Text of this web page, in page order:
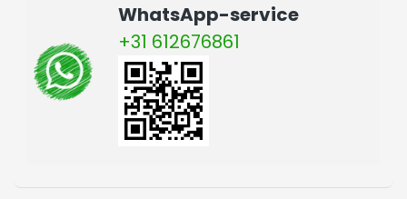
WhatsApp-service
+31 612676861